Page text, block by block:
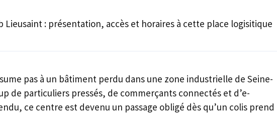
Lieusaint : présentation, accès et horaires à cette place logisitique
pas à un bâtiment perdu dans une zone industrielle de Seine-
de particuliers pressés, de commerçants connectés et d’e-
ce centre est devenu un passage obligé dès qu’un colis prend